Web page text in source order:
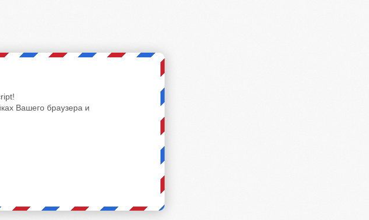
Вашего браузера и